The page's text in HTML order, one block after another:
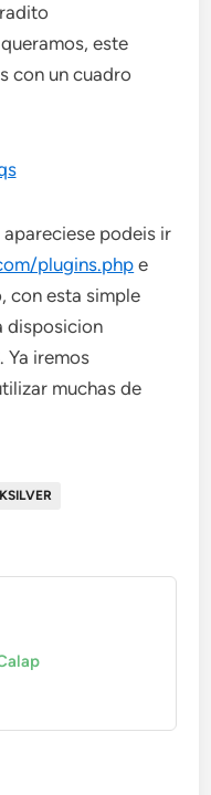
este
con un cuadro
apareciese podeis ir
plugins.php e
con esta simple
disposicion
Ya iremos
muchas de